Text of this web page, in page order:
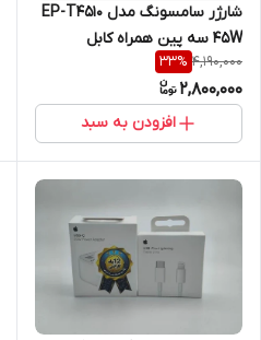
شارژر سامسونگ مدل EP-T4510
45W سه پین همراه کابل
اصل+گارانتی طلایی یک ساله
شرکتی
4,190,000
33%
2,800,000
افزودن به سبد